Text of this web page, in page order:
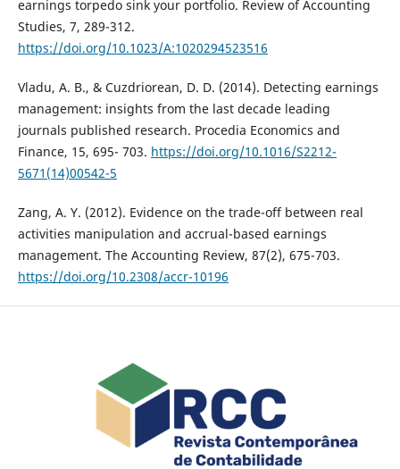
earnings torpedo sink your portfolio. Review of Accounting
Studies, 7, 289-312.
https://doi.org/10.1023/A:1020294523516
Vladu, A. B., & Cuzdriorean, D. D. (2014). Detecting earnings
management: insights from the last decade leading
journals published research. Procedia Economics and
Finance, 15, 695- 703. https://doi.org/10.1016/S2212-
5671(14)00542-5
Zang, A. Y. (2012). Evidence on the trade-off between real
activities manipulation and accrual-based earnings
management. The Accounting Review, 87(2), 675-703.
https://doi.org/10.2308/accr-10196